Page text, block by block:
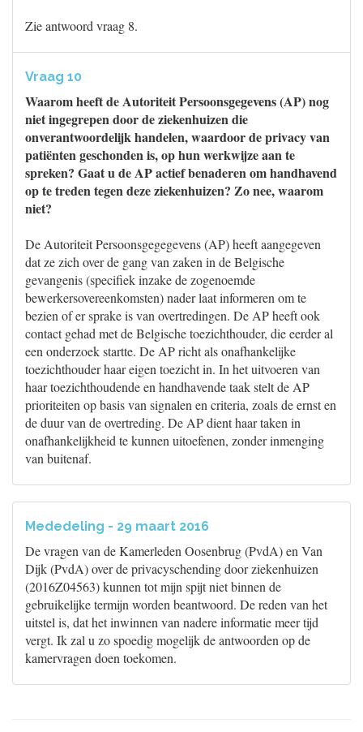
Zie antwoord vraag 8.
Vraag 10
Waarom heeft de Autoriteit Persoonsgegevens (AP) nog
niet ingegrepen door de ziekenhuizen die
onverantwoordelijk handelen, waardoor de privacy van
patiënten geschonden is, op hun werkwijze aan te
spreken? Gaat u de AP actief benaderen om handhavend
op te treden tegen deze ziekenhuizen? Zo nee, waarom
niet?
De Autoriteit Persoonsgegegevens (AP) heeft aangegeven
dat ze zich over de gang van zaken in de Belgische
gevangenis (specifiek inzake de zogenoemde
bewerkersovereenkomsten) nader laat informeren om te
bezien of er sprake is van overtredingen. De AP heeft ook
contact gehad met de Belgische toezichthouder, die eerder al
een onderzoek startte. De AP richt als onafhankelijke
toezichthouder haar eigen toezicht in. In het uitvoeren van
haar toezichthoudende en handhavende taak stelt de AP
prioriteiten op basis van signalen en criteria, zoals de ernst en
de duur van de overtreding. De AP dient haar taken in
onafhankelijkheid te kunnen uitoefenen, zonder inmenging
van buitenaf.
Mededeling - 29 maart 2016
De vragen van de Kamerleden Oosenbrug (PvdA) en Van
Dijk (PvdA) over de privacyschending door ziekenhuizen
(2016Z04563) kunnen tot mijn spijt niet binnen de
gebruikelijke termijn worden beantwoord. De reden van het
uitstel is, dat het inwinnen van nadere informatie meer tijd
vergt. Ik zal u zo spoedig mogelijk de antwoorden op de
kamervragen doen toekomen.